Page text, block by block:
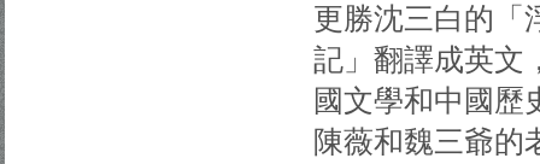
更勝沈三白的「
記」翻譯成英文
國文學和中國
陳薇和魏三爺的